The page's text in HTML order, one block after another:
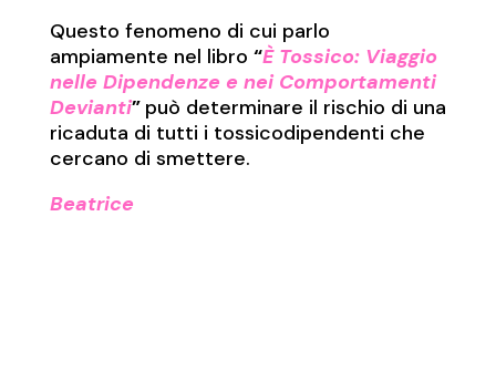
Questo fenomeno di cui parlo
ampiamente nel libro “È Tossico: Viaggio
nelle Dipendenze e nei Comportamenti
Devianti” può determinare il rischio di una
ricaduta di tutti i tossicodipendenti che
cercano di smettere.
Beatrice